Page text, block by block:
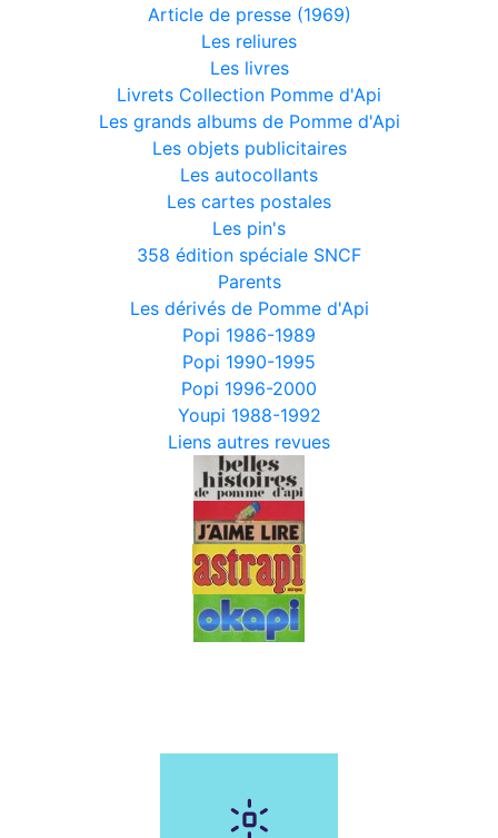
Article de presse (1969)
Les reliures
Les livres
Livrets Collection Pomme d'Api
Les grands albums de Pomme d'Api
Les objets publicitaires
Les autocollants
Les cartes postales
Les pin's
358 édition spéciale SNCF
Parents
Les dérivés de Pomme d'Api
Popi 1986-1989
Popi 1990-1995
Popi 1996-2000
Youpi 1988-1992
Liens autres revues